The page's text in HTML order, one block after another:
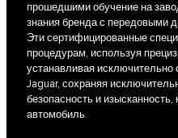
прошедшими обучение на
знания бренда с передовыми
Эти сертифицированные
процедурам, используя
устанавливая исключительно
Jaguar, сохраняя
безопасность и
автомобиль.